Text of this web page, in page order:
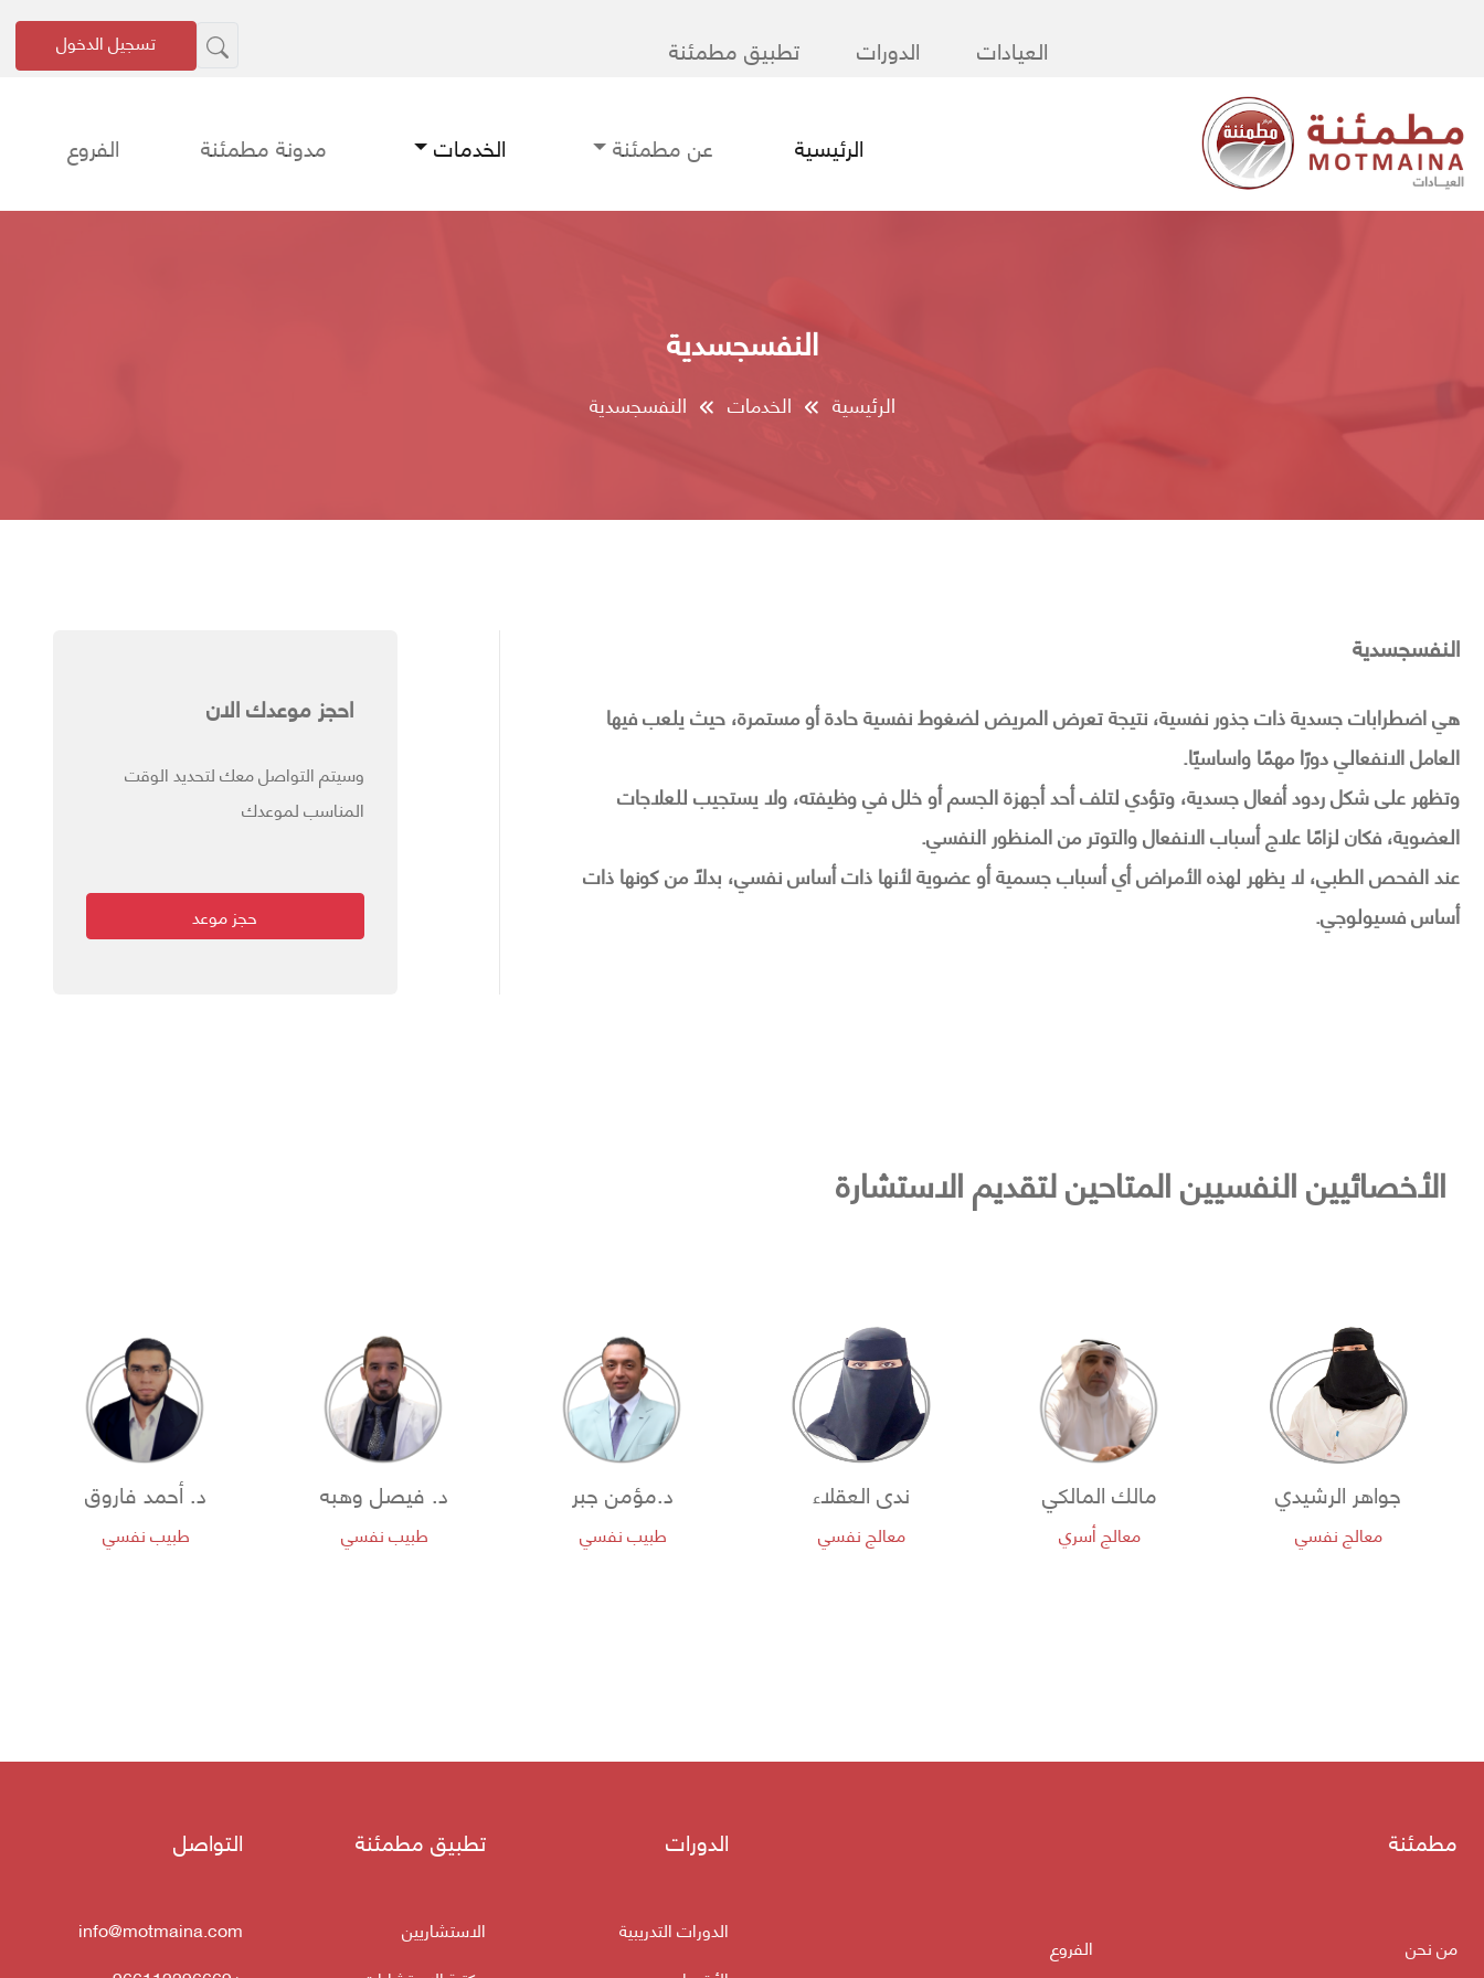
العيادات الدورات تطبيق مطمئنة تسجيل الدخول
الرئيسية عن مطمئنة الخدمات مدونة مطمئنة الفروع
النفسجسدية
الرئيسية الخدمات النفسجسدية
النفسجسدية
هي اضطرابات جسدية ذات جذور نفسية، نتيجة تعرض المريض لضغوط نفسية حادة أو مستمرة، حيث يلعب فيها
العامل الانفعالي دورًا مهمًا واساسيًا.
وتظهر على شكل ردود أفعال جسدية، وتؤدي لتلف أحد أجهزة الجسم أو خلل في وظيفته، ولا يستجيب للعلاجات
العضوية، فكان لزامًا علاج أسباب الانفعال والتوتر من المنظور النفسي.
عند الفحص الطبي، لا يظهر لهذه الأمراض أي أسباب جسمية أو عضوية لأنها ذات أساس نفسي، بدلًا من كونها ذات
أساس فسيولوجي.
احجز موعدك الان
وسيتم التواصل معك لتحديد الوقت
المناسب لموعدك
حجز موعد
الأخصائيين النفسيين المتاحين لتقديم الاستشارة
جواهر الرشيدي
معالج نفسي
مالك المالكي
معالج أسري
ندى العقلاء
معالج نفسي
د.مؤمن جبر
طبيب نفسي
د. فيصل وهبه
طبيب نفسي
د. أحمد فاروق
طبيب نفسي
مطمئنة
من نحن الفروع
الدورات
الدورات التدريبية
تطبيق مطمئنة
الاستشاريين
التواصل
info@motmaina.com